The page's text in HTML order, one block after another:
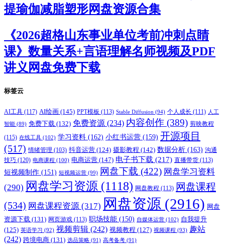
提瑜伽减脂塑形网盘资源合集
《2026超格山东事业单位考前冲刺点睛
课》数量关系+言语理解名师视频及PDF
讲义网盘免费下载
标签云
AI工具 (117) AI绘画 (145) PPT模板 (113) Stable Diffusion (94) 个人成长 (111) 人工
智能 (89) 免费下载 (132) 免费资源 (234) 内容创作 (389) 剪映教程
(115) 在线工具 (102) 学习资料 (162) 小红书运营 (159) 开源项目
(517) 情绪管理 (103) 抖音运营 (124) 摄影教程 (142) 数据分析 (163) 沟通
技巧 (120) 电商课程 (100) 电商运营 (147) 电子书下载 (217) 直播带货 (113)
短视频制作 (151) 短视频运营 (99) 网盘下载 (422) 网盘学习资料
(290) 网盘学习资源 (1118) 网盘教程 (113) 网盘课程
(534) 网盘课程资源 (317) 网盘资源 (2916) 网盘
资源下载 (131) 网页游戏 (113) 职场技能 (150) 自媒体运营 (102) 自我提升
(125) 英语学习 (92) 视频剪辑 (242) 视频教程 (127) 视频课程 (93) 趣站
(242) 跨境电商 (131) 选品策略 (91) 高考备考 (91)